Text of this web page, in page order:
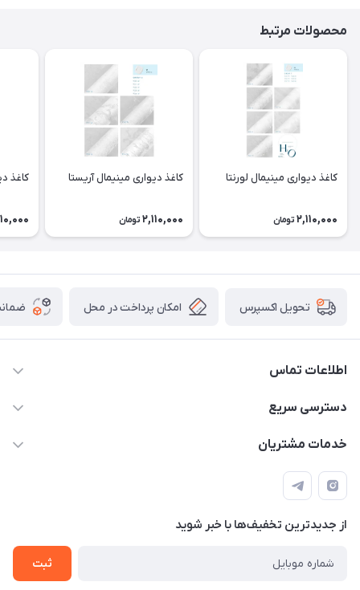
محصولات مرتبط
کاغذ دیواری مینیمال لورنتا
2,110,000 تومان
کاغذ دیواری مینیمال آریستا
2,110,000 تومان
کاغذ
تحویل اکسپرس امکان پرداخت در محل
اطلاعات تماس
09913878908 _ 09201096459 _ 021.28424157
دسترسی سریع
حساب کاربری
لیست محصولات
درباره ما
خدمات مشتریان
قوانین و مقررات
حریم خصوصی
راهنما
از جدید‌ترین تخفیف‌ها با‌ خبر شوید
ثبت